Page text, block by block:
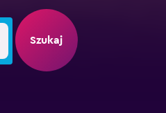
Szukaj